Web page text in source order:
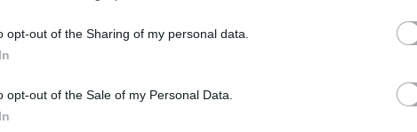
opt-out of the Sharing of my personal data.
opt-out of the Sale of my Personal Data.
tänään. Rehellisesti
tänään sellaista esitystä,